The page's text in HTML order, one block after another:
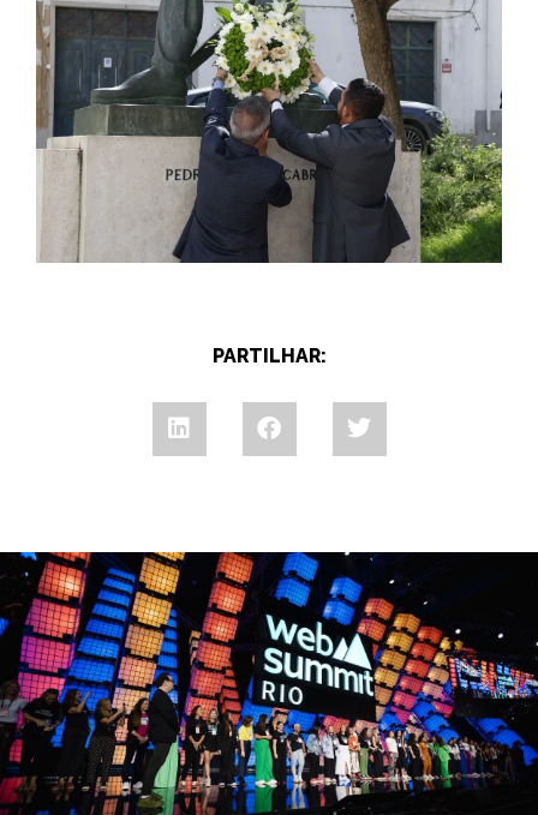
PARTILHAR: